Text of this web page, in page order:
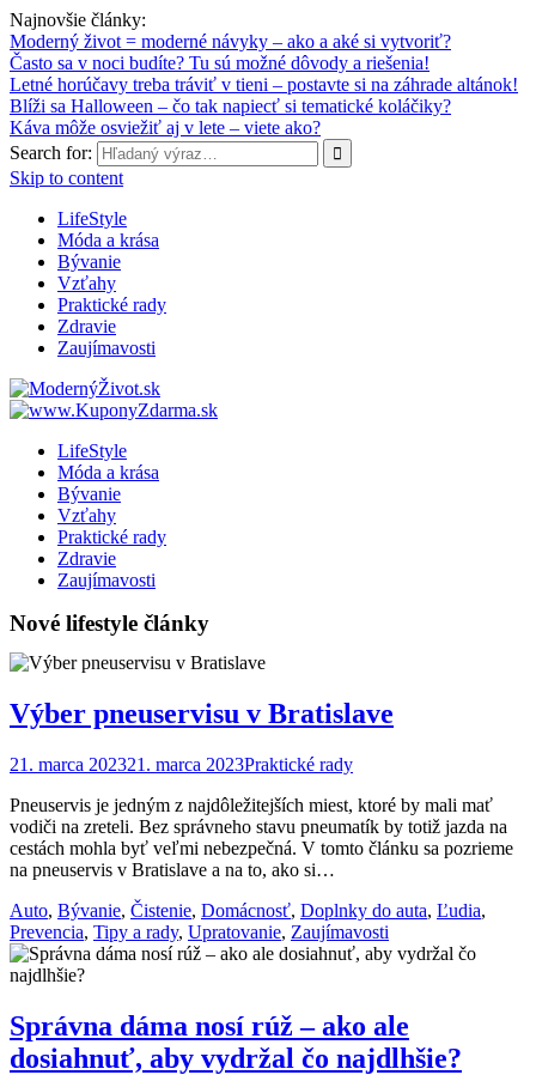
Najnovšie články:
Moderný život = moderné návyky – ako a aké si vytvoriť?
Často sa v noci budíte? Tu sú možné dôvody a riešenia!
Letné horúčavy treba tráviť v tieni – postavte si na záhrade altánok!
Blíži sa Halloween – čo tak napiecť si tematické koláčiky?
Káva môže osviežiť aj v lete – viete ako?
Search for:
Skip to content
LifeStyle
Móda a krása
Bývanie
Vzťahy
Praktické rady
Zdravie
Zaujímavosti
LifeStyle
Móda a krása
Bývanie
Vzťahy
Praktické rady
Zdravie
Zaujímavosti
Nové lifestyle články
Výber pneuservisu v Bratislave
21. marca 202321. marca 2023Praktické rady
Pneuservis je jedným z najdôležitejších miest, ktoré by mali mať
vodiči na zreteli. Bez správneho stavu pneumatík by totiž jazda na
cestách mohla byť veľmi nebezpečná. V tomto článku sa pozrieme
na pneuservis v Bratislave a na to, ako si…
Auto, Bývanie, Čistenie, Domácnosť, Doplnky do auta, Ľudia,
Prevencia, Tipy a rady, Upratovanie, Zaujímavosti
Správna dáma nosí rúž – ako ale
dosiahnuť, aby vydržal čo najdlhšie?